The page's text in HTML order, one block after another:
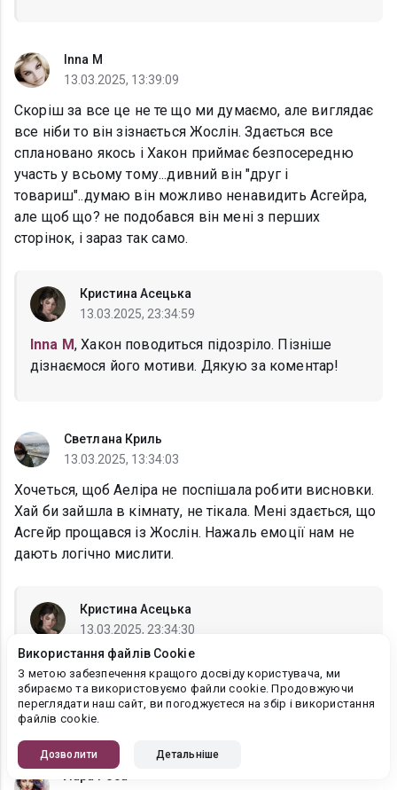
Inna M
13.03.2025, 13:39:09
Скоріш за все це не те що ми думаємо, але виглядає
все ніби то він зізнається Жослін. Здається все
сплановано якось і Хакон приймає безпосередню
участь у всьому тому...дивний він "друг і
товариш"..думаю він можливо ненавидить Асгейра,
але щоб що? не подобався він мені з перших
сторінок, і зараз так само.
Кристина Асецька
13.03.2025, 23:34:59
Inna M, Хакон поводиться підозріло. Пізніше
дізнаємося його мотиви. Дякую за коментар!
Светлана Криль
13.03.2025, 13:34:03
Хочеться, щоб Аеліра не поспішала робити висновки.
Хай би зайшла в кімнату, не тікала. Мені здається, що
Асгейр прощався із Жослін. Нажаль емоції нам не
дають логічно мислити.
Кристина Асецька
13.03.2025, 23:34:30
Светлана Криль, Емоції вихром гуляють у серці.
Пізніше дізнаємося, що насправді робив Асгейр з
Жослін. Дякую за коментар!
Використання файлів Cookie
З метою забезпечення кращого досвіду користувача, ми
збираємо та використовуємо файли cookie. Продовжуючи
переглядати наш сайт, ви погоджуєтеся на збір і використання
файлів cookie.
Дозволити Детальніше